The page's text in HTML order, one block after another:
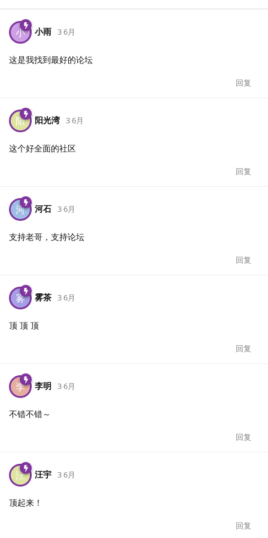
小 小雨 3 6月
这是我找到最好的论坛
回复
阳 阳光湾 3 6月
这个好全面的社区
回复
河 河石 3 6月
支持老哥，支持论坛
回复
雾 雾茶 3 6月
顶 顶 顶
回复
李 李明 3 6月
不错不错～
回复
汪 汪宇 3 6月
顶起来！
回复